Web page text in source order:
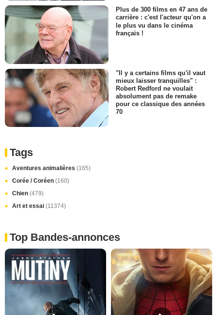
Plus de 300 films en 47 ans de
carrière : c'est l'acteur qu'on a
le plus vu dans le cinéma
français !
"Il y a certains films qu'il vaut
mieux laisser tranquilles" :
Robert Redford ne voulait
absolument pas de remake
pour ce classique des années
70
Tags
Aventures animalières (165)
Corée / Coréen (160)
Chien (479)
Art et essai (11374)
Top Bandes-annonces